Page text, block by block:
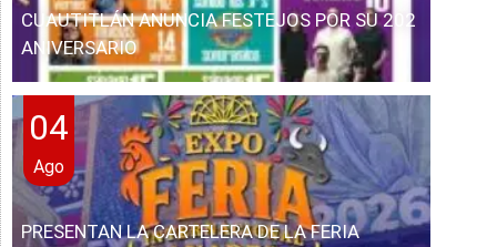
CUAUTITLÁN ANUNCIA FESTEJOS POR SU 202
ANIVERSARIO
04
Ago
PRESENTAN LA CARTELERA DE LA FERIA